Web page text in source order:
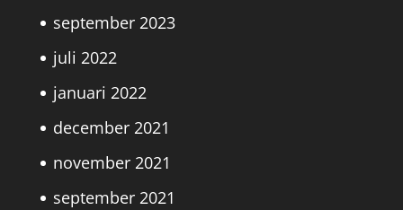
september 2023
juli 2022
januari 2022
december 2021
november 2021
september 2021